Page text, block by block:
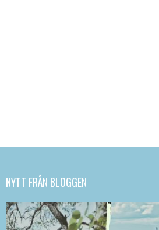
NYTT FRÅN BLOGGEN